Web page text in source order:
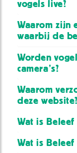
vogels live?
Waarom zijn
waarbij de
Worden
camera’s?
Waarom
deze website?
Wat is
Wat is Beleef